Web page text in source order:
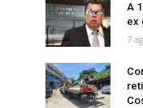
A
ex
7